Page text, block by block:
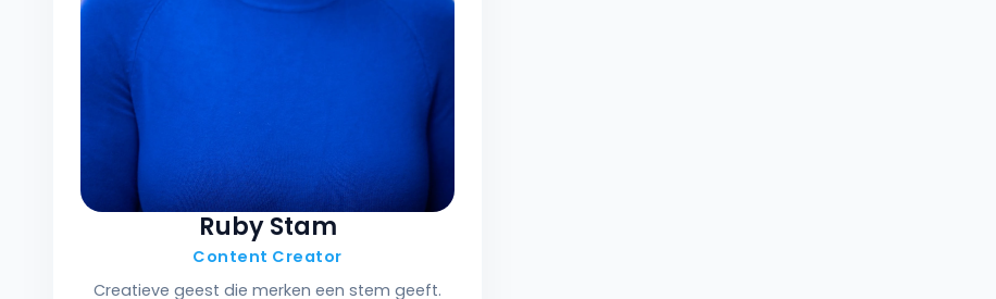
Ruby Stam
Content Creator
Creatieve geest die merken een stem geeft.